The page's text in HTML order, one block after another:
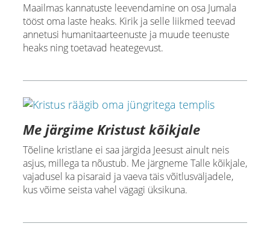
Maailmas kannatuste leevendamine on osa Jumala
tööst oma laste heaks. Kirik ja selle liikmed teevad
annetusi humanitaarteenuste ja muude teenuste
heaks ning toetavad heategevust.
Me järgime Kristust kõikjale
Tõeline kristlane ei saa järgida Jeesust ainult neis
asjus, millega ta nõustub. Me järgneme Talle kõikjale,
vajadusel ka pisaraid ja vaeva täis võitlusväljadele,
kus võime seista vahel vägagi üksikuna.